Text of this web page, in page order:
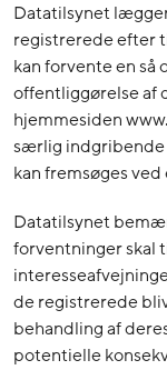
Datatilsynet
registrerede efter
kan forvente en så
offentliggørelse af
hjemmesiden
særlig indgribende
kan fremsøges
Datatilsynet
forventninger
de registrerede
behandling af
potentielle